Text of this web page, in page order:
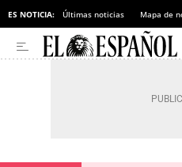
ES NOTICIA: Últimas noticias Mapa de